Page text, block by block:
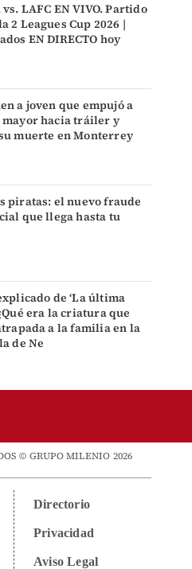
LAFC EN VIVO. Partido
2 Leagues Cup 2026 |
EN DIRECTO hoy
a joven que empujó a
hacia tráiler y
muerte en Monterrey
piratas: el nuevo fraude
que llega hasta tu
de ‘La última
era la criatura que
a la familia en la
de Ne
© GRUPO MILENIO 2026
Directorio
Privacidad
Aviso Legal